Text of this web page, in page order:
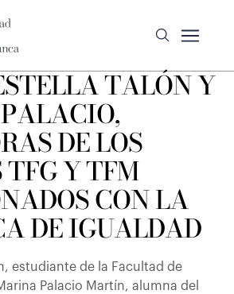
TALÓN Y
DE LOS
TFG Y TFM
CON LA
DE IGUALDAD
estudiante de la Facultad de
Palacio Martín, alumna del